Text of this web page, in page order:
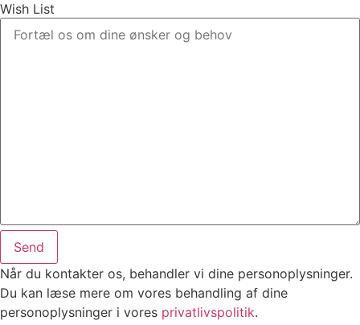
Wish List
Send
Når du kontakter os, behandler vi dine personoplysninger.
Du kan læse mere om vores behandling af dine
personoplysninger i vores privatlivspolitik.